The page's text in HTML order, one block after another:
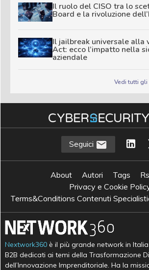
Il ruolo del CISO tra lo
Board e la rivoluzione
Il jailbreak universale alla
Act: ecco l’impatto nella
aziendale
Vedi tutti
Seguici
About Autori Tags
Privacy e Cookie
Terms&Conditions Contenuti
Nextwork360 è il più grande network in
B2B dedicati ai temi della Trasformazione
dell’Innovazione Imprenditoriale. Ha la